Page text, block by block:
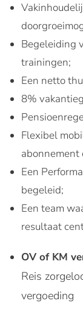
Begeleiding
trainingen;
Een netto
8%
Flexibel
abonnement
Een
begeleid;
Een team
resultaat
OV of KM
Reis
vergoeding